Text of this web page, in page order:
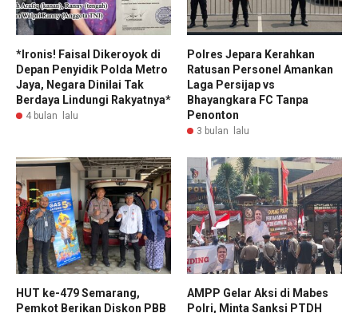
*Ironis! Faisal Dikeroyok di
Depan Penyidik Polda Metro
Jaya, Negara Dinilai Tak
Berdaya Lindungi Rakyatnya*
4 bulan lalu
Polres Jepara Kerahkan
Ratusan Personel Amankan
Laga Persijap vs
Bhayangkara FC Tanpa
Penonton
3 bulan lalu
HUT ke-479 Semarang,
Pemkot Berikan Diskon PBB
AMPP Gelar Aksi di Mabes
Polri, Minta Sanksi PTDH